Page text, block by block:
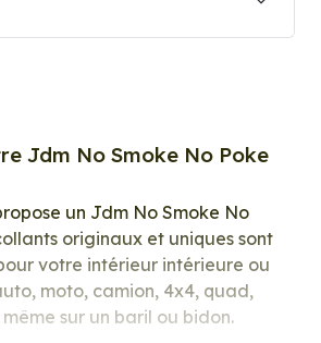
Jdm No Smoke No Poke
un Jdm No Smoke No
originaux et uniques sont
votre intérieur intérieure ou
moto, camion, 4x4, quad,
sur un baril ou bidon.